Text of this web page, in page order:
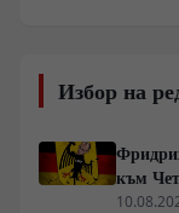
Избор на
към